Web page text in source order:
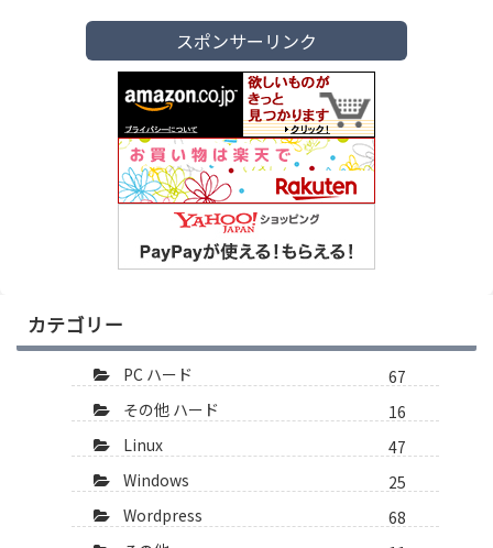
スポンサーリンク
カテゴリー
PC ハード
67
その他 ハード
16
Linux
47
Windows
25
Wordpress
68